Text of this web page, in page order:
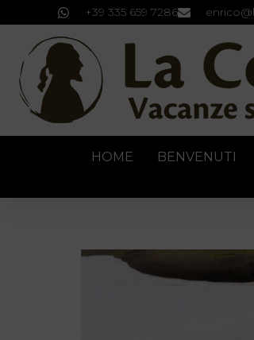
+39 335 659 7286
HOME BENVENUTI